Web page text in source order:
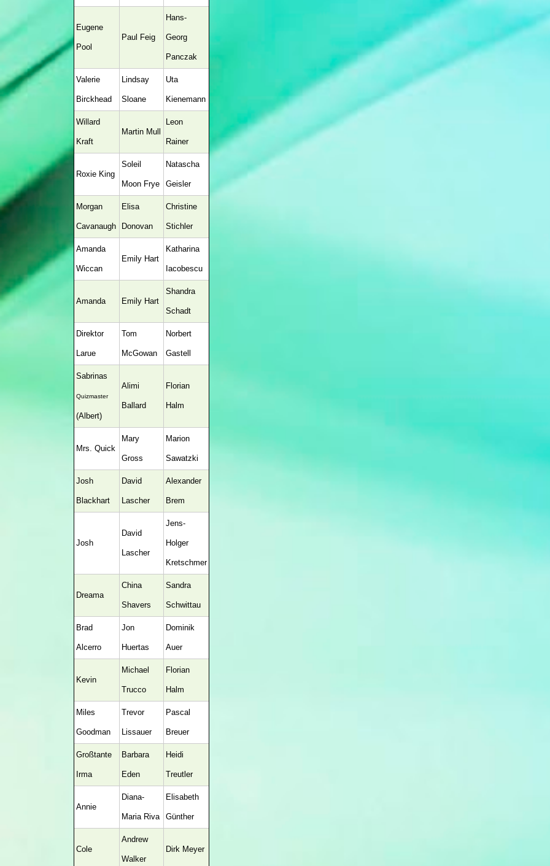
Eugene
Pool
Paul Feig
Hans-
Georg
Panczak
Valerie
Birckhead
Lindsay
Sloane
Uta
Kienemann
Willard
Kraft
Martin Mull
Leon
Rainer
Roxie King
Soleil
Moon Frye
Natascha
Geisler
Morgan
Cavanaugh
Elisa
Donovan
Christine
Stichler
Amanda
Wiccan
Emily Hart
Katharina
Iacobescu
Amanda Emily Hart
Shandra
Schadt
Direktor
Larue
Tom
McGowan
Norbert
Gastell
Sabrinas
Quizmaster
(Albert)
Alimi
Ballard
Florian
Halm
Mrs. Quick
Mary
Gross
Marion
Sawatzki
Josh
Blackhart
David
Lascher
Alexander
Brem
Josh
David
Lascher
Jens-
Holger
Kretschmer
Dreama
China
Shavers
Sandra
Schwittau
Brad
Alcerro
Jon
Huertas
Dominik
Auer
Kevin
Michael
Trucco
Florian
Halm
Miles
Goodman
Trevor
Lissauer
Pascal
Breuer
Großtante
Irma
Barbara
Eden
Heidi
Treutler
Annie
Diana-
Maria Riva
Elisabeth
Günther
Cole
Andrew
Walker
Dirk Meyer